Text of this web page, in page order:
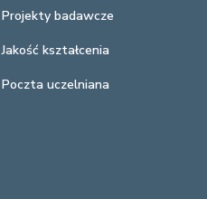
Projekty badawcze
Jakość kształcenia
Poczta uczelniana